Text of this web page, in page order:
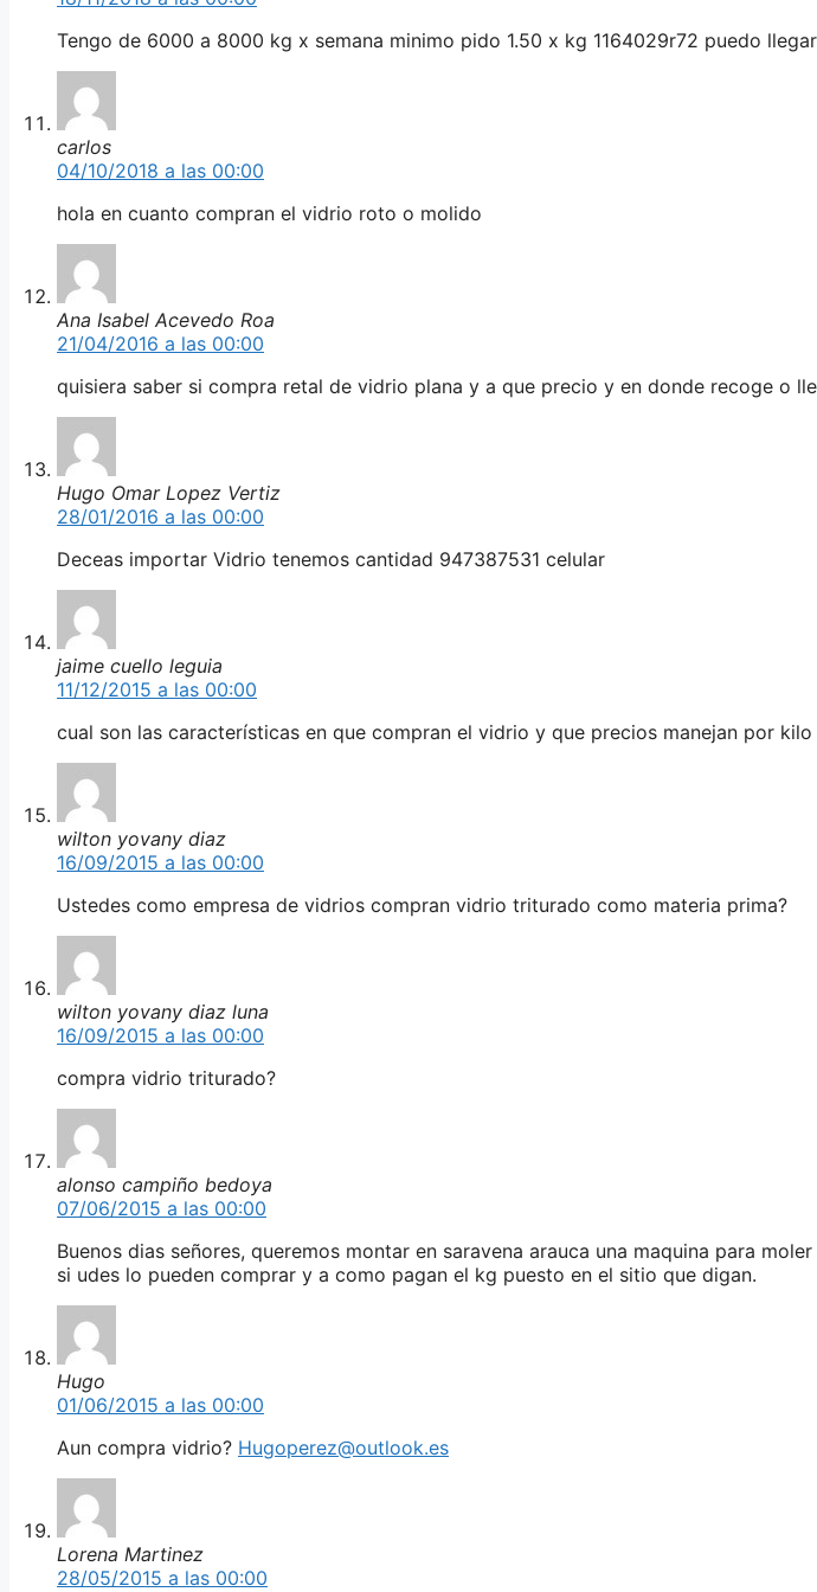
Tengo de 6000 a 8000 kg x semana minimo pido 1.50 x kg 1164029r72 puedo
carlos
04/10/2018 a las 00:00
hola en cuanto compran el vidrio roto o molido
Ana Isabel Acevedo Roa
21/04/2016 a las 00:00
quisiera saber si compra retal de vidrio plana y a que precio y en donde recoge o
Hugo Omar Lopez Vertiz
28/01/2016 a las 00:00
Deceas importar Vidrio tenemos cantidad 947387531 celular
jaime cuello leguia
11/12/2015 a las 00:00
cual son las características en que compran el vidrio y que precios manejan por kilo
wilton yovany diaz
16/09/2015 a las 00:00
Ustedes como empresa de vidrios compran vidrio triturado como materia prima?
wilton yovany diaz luna
16/09/2015 a las 00:00
compra vidrio triturado?
alonso campiño bedoya
07/06/2015 a las 00:00
Buenos dias señores, queremos montar en saravena arauca una maquina para
si udes lo pueden comprar y a como pagan el kg puesto en el sitio que digan.
Hugo
01/06/2015 a las 00:00
Aun compra vidrio? Hugoperez@outlook.es
Lorena Martinez
28/05/2015 a las 00:00